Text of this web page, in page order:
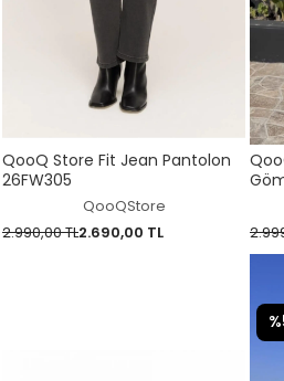
QooQ Store Fit Jean Pantolon
26FW305
QooQStore
2.990,00 TL2.690,00 TL